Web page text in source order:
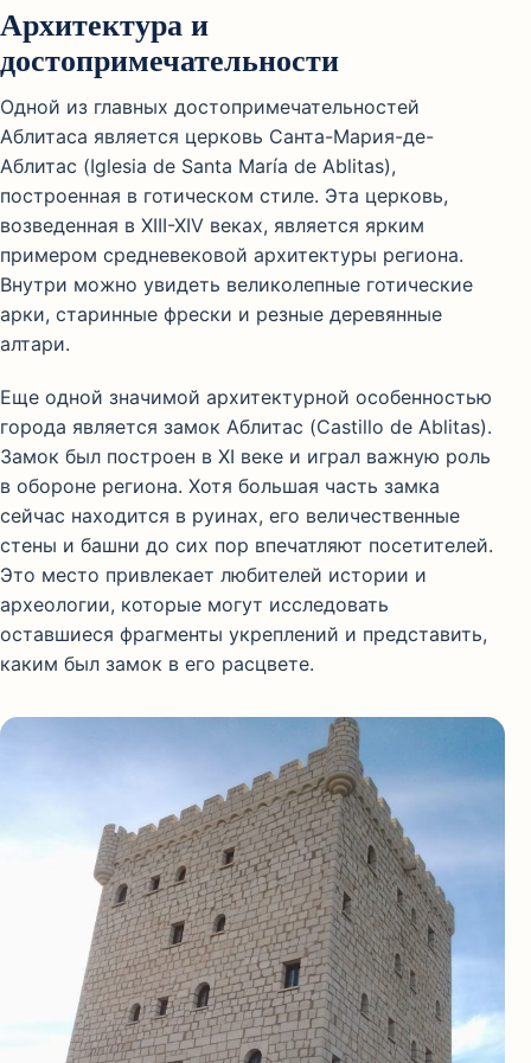
Архитектура и
достопримечательности
Одной из главных достопримечательностей
Аблитаса является церковь Санта-Мария-де-
Аблитас (Iglesia de Santa María de Ablitas),
построенная в готическом стиле. Эта церковь,
возведенная в XIII-XIV веках, является ярким
примером средневековой архитектуры региона.
Внутри можно увидеть великолепные готические
арки, старинные фрески и резные деревянные
алтари.
Еще одной значимой архитектурной особенностью
города является замок Аблитас (Castillo de Ablitas).
Замок был построен в XI веке и играл важную роль
в обороне региона. Хотя большая часть замка
сейчас находится в руинах, его величественные
стены и башни до сих пор впечатляют посетителей.
Это место привлекает любителей истории и
археологии, которые могут исследовать
оставшиеся фрагменты укреплений и представить,
каким был замок в его расцвете.